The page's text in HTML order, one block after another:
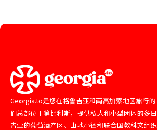
Georgia.to是您在格鲁吉亚和南高加索地区旅行
们总部位于第比利斯，提供私人和小型团体的多
吉亚的葡萄酒产区、山地小径和联合国教科文组